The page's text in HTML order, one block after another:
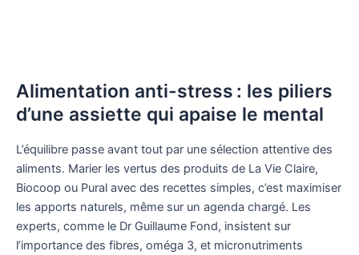
Alimentation anti-stress : les piliers
d’une assiette qui apaise le mental
L’équilibre passe avant tout par une sélection attentive des
aliments. Marier les vertus des produits de La Vie Claire,
Biocoop ou Pural avec des recettes simples, c’est maximiser
les apports naturels, même sur un agenda chargé. Les
experts, comme le Dr Guillaume Fond, insistent sur
l’importance des fibres, oméga 3, et micronutriments